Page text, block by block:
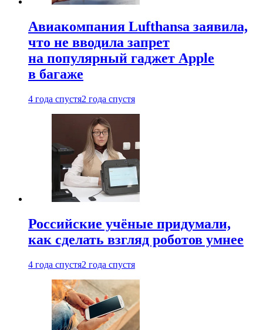
Авиакомпания Lufthansa заявила,
что не вводила запрет
на популярный гаджет Apple
в багаже
4 года спустя2 года спустя
Российские учёные придумали,
как сделать взгляд роботов умнее
4 года спустя2 года спустя